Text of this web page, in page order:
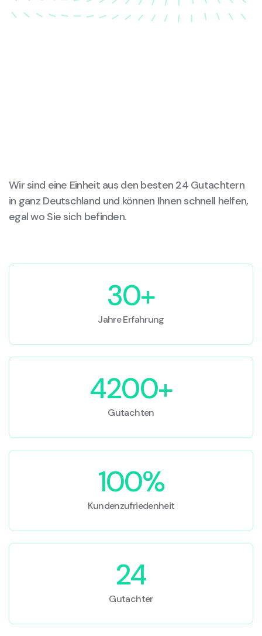
Wir sind eine Einheit aus den besten 24 Gutachtern
in ganz Deutschland und können Ihnen schnell helfen,
egal wo Sie sich befinden.
30+
Jahre Erfahrung
4200+
Gutachten
100%
Kundenzufriedenheit
24
Gutachter